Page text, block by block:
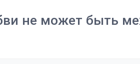
не может быть